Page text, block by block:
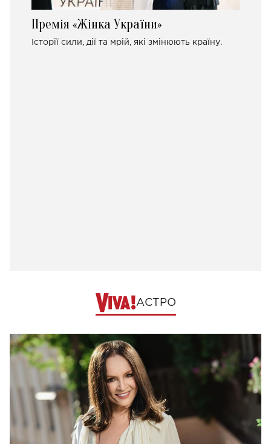
Премія «Жінка України»
Історії сили, дії та мрій, які змінюють країну.
АСТРО